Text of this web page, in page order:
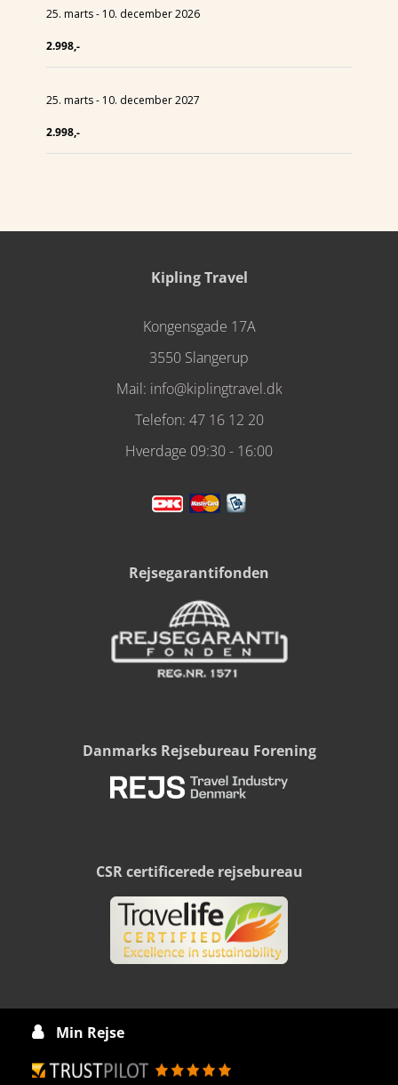
25. marts - 10. december 2026
2.998,-
25. marts - 10. december 2027
2.998,-
Kipling Travel
Kongensgade 17A
3550 Slangerup
Mail: info@kiplingtravel.dk
Telefon: 47 16 12 20
Hverdage 09:30 - 16:00
Rejsegarantifonden
Danmarks Rejsebureau Forening
CSR certificerede rejsebureau
 Min Rejse